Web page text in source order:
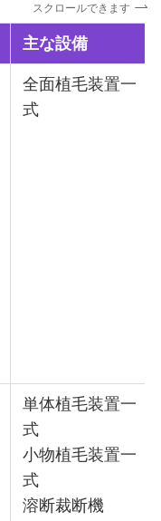
スクロールできます
主な設備
全面植毛装置一
式
単体植毛装置一
式
小物植毛装置一
式
溶断裁断機